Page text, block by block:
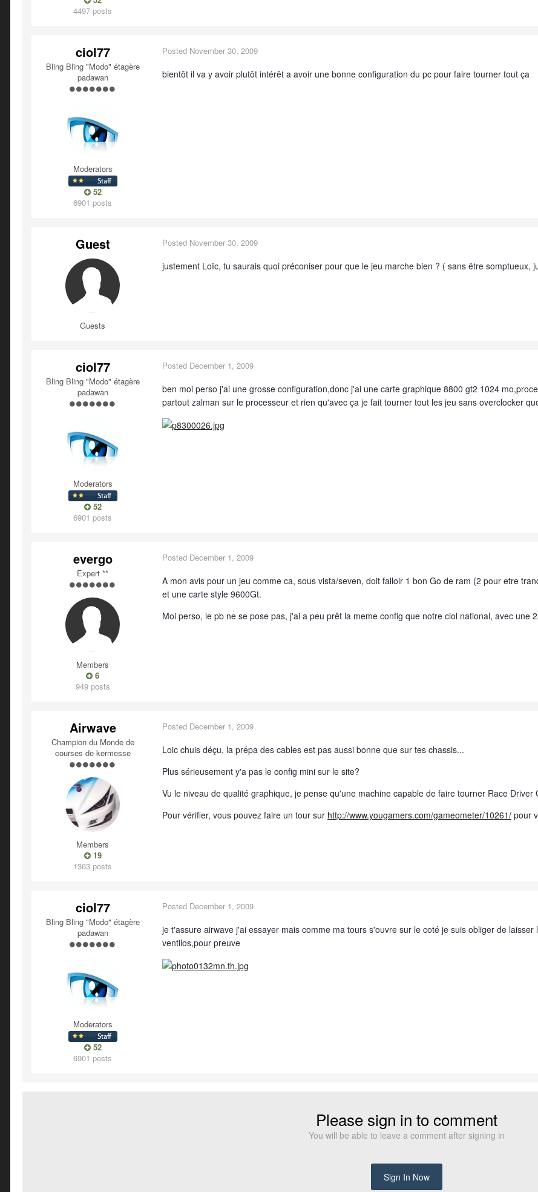
4497 posts
ciol77
Bling Bling "Modo" étagère
padawan
Moderators
52
6901 posts
Posted November 30, 2009
bientôt il va y avoir plutôt intérêt a avoir une bonne configuration du pc pour faire tourner tout ça
Guest
Guests
Posted November 30, 2009
justement Loïc, tu saurais quoi préconiser pour que le jeu marche bien ? ( sans être somptueux,
ciol77
Bling Bling "Modo" étagère
padawan
Moderators
52
6901 posts
Posted December 1, 2009
ben moi perso j'ai une grosse configuration,donc j'ai une carte graphique 8800 gt2 1024
partout zalman sur le processeur et rien qu'avec ça je fait tourner tout les jeu sans overclocker
evergo
Expert **
Members
6
949 posts
Posted December 1, 2009
A mon avis pour un jeu comme ca, sous vista/seven, doit falloir 1 bon Go de ram (2 pour etre
et une carte style 9600Gt.
Moi perso, le pb ne se pose pas, j'ai a peu prêt la meme config que notre ciol national, avec une
Airwave
Champion du Monde de
courses de kermesse
Members
19
1363 posts
Posted December 1, 2009
Loic chuis déçu, la prépa des cables est pas aussi bonne que sur tes chassis...
Plus sérieusement y'a pas le config mini sur le site?
Vu le niveau de qualité graphique, je pense qu'une machine capable de faire tourner Race
Pour vérifier, vous pouvez faire un tour sur http://www.yougamers.com/gameometer/10261/ pour
ciol77
Bling Bling "Modo" étagère
padawan
Moderators
52
6901 posts
Posted December 1, 2009
je t'assure airwave j'ai essayer mais comme ma tours s'ouvre sur le coté je suis obliger de
ventilos,pour preuve
Please sign in to comment
You will be able to leave a comment after signing in
Sign In Now